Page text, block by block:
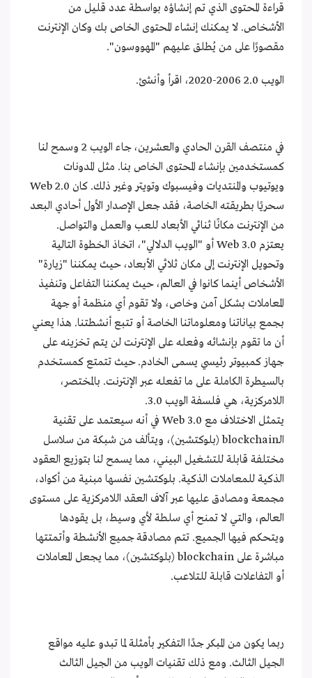
قراءة المحتوى الذي تم إنشاؤه بواسطة عدد قليل من
الأشخاص. لا يمكنك إنشاء المحتوى الخاص بك وكان الإنترنت
مقصورًا على من يُطلق عليهم "المهووسون".
الويب 2.0 2006-2020، اقرأ وأنشئ.
في منتصف القرن الحادي والعشرين، جاء الويب 2 وسمح لنا
كمستخدمين بإنشاء المحتوى الخاص بنا. مثل المدونات
ويوتيوب والمنتديات وفيسبوك وتويتر وغير ذلك. كان Web 2.0
سحريًا بطريقته الخاصة، فقد جعل الإصدار الأول أحادي البعد
من الإنترنت مكانًا ثنائي الأبعاد للعب والعمل والتواصل.
يعتزم Web 3.0 أو "الويب الدلالي"، اتخاذ الخطوة التالية
وتحويل الإنترنت إلى مكان ثلاثي الأبعاد، حيث يمكننا "زيارة"
الأشخاص أينما كانوا في العالم، حيث يمكننا التفاعل وتنفيذ
المعاملات بشكل آمن وخاص، ولا تقوم أي منظمة أو جهة
بجمع بياناتنا ومعلوماتنا الخاصة أو تتبع أنشطتنا. هذا يعني
أن ما تقوم بإنشائه وفعله على الإنترنت لن يتم تخزينه على
جهاز كمبيوتر رئيسي يسمى الخادم. حيث تتمتع كمستخدم
بالسيطرة الكاملة على ما تفعله عبر الإنترنت. بالمختصر،
اللامركزية، هي فلسفة الويب 3.0.
يتمثل الاختلاف مع Web 3.0 في أنه سيعتمد على تقنية
الـblockchain (بلوكتشين)، ويتألف من شبكة من سلاسل
مختلفة قابلة للتشغيل البيني، مما يسمح لنا بتوزيع العقود
الذكية للمعاملات الذكية. بلوكتشين نفسها مبنية من أكواد،
مجمعة ومصادق عليها عبر آلاف العقد اللامركزية على مستوى
العالم، والتي لا تمنح أي سلطة لأي وسيط، بل يقودها
ويتحكم فيها الجميع. تتم مصادقة جميع الأنشطة وأتمتتها
مباشرة على blockchain (بلوكتشين)، مما يجعل المعاملات
أو التفاعلات قابلة للتلاعب.
ربما يكون من المبكر جدًا التفكير بأمثلة لما تبدو عليه مواقع
الجيل الثالث. ومع ذلك تقنيات الويب من الجيل الثالث